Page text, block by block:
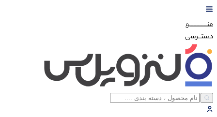
منــــــــــــو
دستــرسی